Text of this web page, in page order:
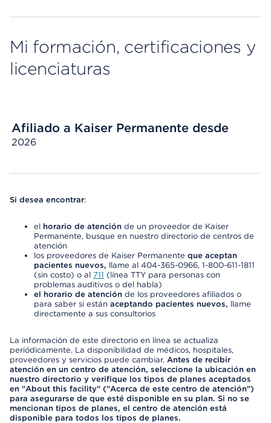
Mi formación, certificaciones y
licenciaturas
Afiliado a Kaiser Permanente desde
2026
Si desea encontrar:
el horario de atención de un proveedor de Kaiser
Permanente, busque en nuestro directorio de centros de
atención
los proveedores de Kaiser Permanente que aceptan
pacientes nuevos, llame al 404-365-0966, 1-800-611-1811
(sin costo) o al 711 (línea TTY para personas con
problemas auditivos o del habla)
el horario de atención de los proveedores afiliados o
para saber si están aceptando pacientes nuevos, llame
directamente a sus consultorios
La información de este directorio en línea se actualiza
periódicamente. La disponibilidad de médicos, hospitales,
proveedores y servicios puede cambiar. Antes de recibir
atención en un centro de atención, seleccione la ubicación en
nuestro directorio y verifique los tipos de planes aceptados
en "About this facility" ("Acerca de este centro de atención")
para asegurarse de que esté disponible en su plan. Si no se
mencionan tipos de planes, el centro de atención está
disponible para todos los tipos de planes.